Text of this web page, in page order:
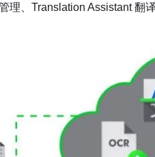
Translation Assistant 翻